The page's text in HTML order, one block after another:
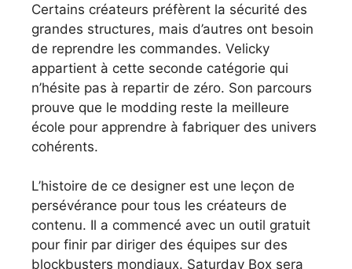
Certains créateurs préfèrent la sécurité des
grandes structures, mais d’autres ont besoin
de reprendre les commandes. Velicky
appartient à cette seconde catégorie qui
n’hésite pas à repartir de zéro. Son parcours
prouve que le modding reste la meilleure
école pour apprendre à fabriquer des univers
cohérents.
L’histoire de ce designer est une leçon de
persévérance pour tous les créateurs de
contenu. Il a commencé avec un outil gratuit
pour finir par diriger des équipes sur des
blockbusters mondiaux. Saturday Box sera